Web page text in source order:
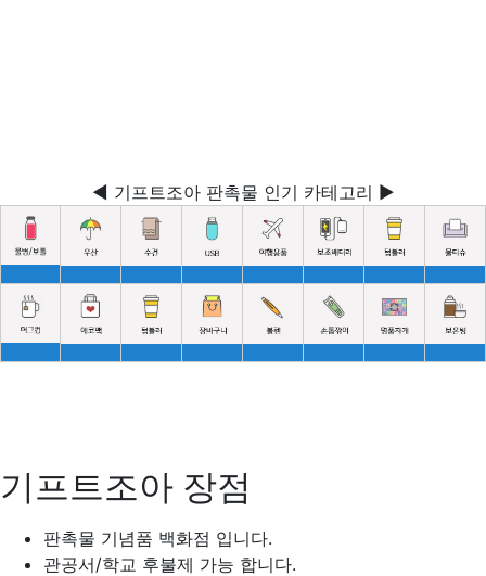
◀ 기프트조아 판촉물 인기 카테고리 ▶
기프트조아 장점
판촉물 기념품 백화점 입니다.
관공서/학교 후불제 가능 합니다.